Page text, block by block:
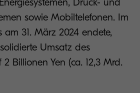
sowie Mobiltelefonen. Im
31. März 2024 endete,
Umsatz des
Billionen Yen (ca. 12,3 Mrd.